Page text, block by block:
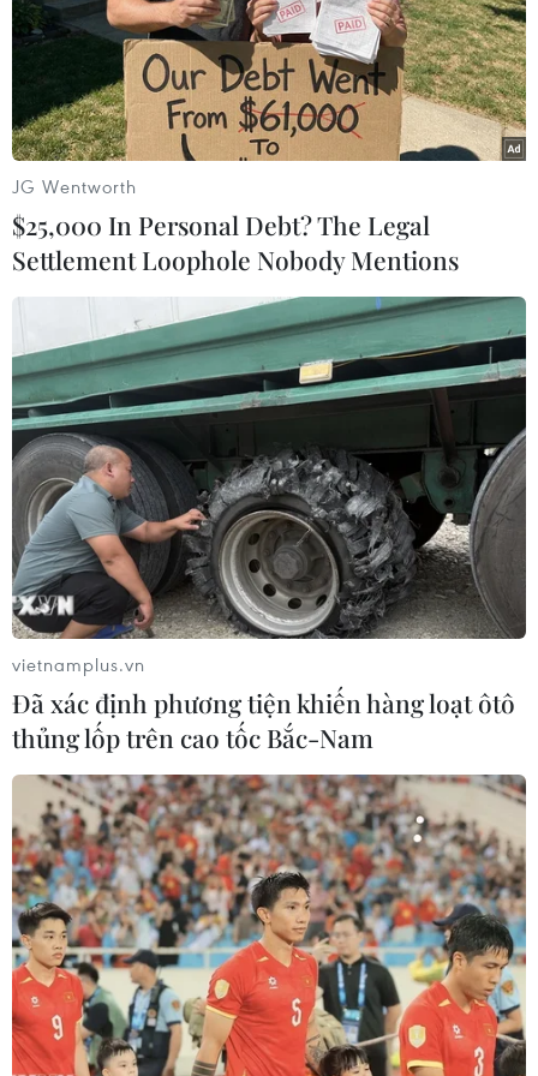
EU hỗ trợ 6 triệu euro cho Nam Á, Đông
Nam Á ứng phó thiên tai
02/08/2018 12:53
EU tin tưởng việc hỗ trợ kịp thời các cộng đồng dân cư
sẽ giúp họ có được sự chuẩn bị tốt hơn trước thiên tai,
đặc biệt là người dân sinh sống tại những khu vực dễ bị
tổn thương.
Hà Giang: Nước sông Lô cao đột biến do
JG Wentworth
$25,000 In Personal Debt? The Legal
Settlement Loophole Nobody Mentions
vietnamplus.vn
Đã xác định phương tiện khiến hàng loạt ôtô
thủng lốp trên cao tốc Bắc-Nam